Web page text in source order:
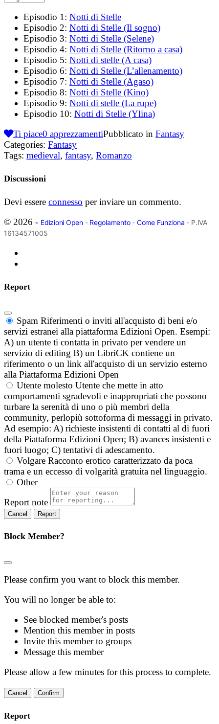
Episodio 1: Notti di Stelle
Episodio 2: Notti di Stelle (Il sogno)
Episodio 3: Notti di Stelle (Selene)
Episodio 4: Notti di Stelle (Ritorno a casa)
Episodio 5: Notti di stelle (A casa)
Episodio 6: Notti di Stelle (L’allenamento)
Episodio 7: Notti di Stelle (Agaso)
Episodio 8: Notti di Stelle (Kino)
Episodio 9: Notti di stelle (La rupe)
Episodio 10: Notti di Stelle (Ylina)
Ti piace0 apprezzamentiPubblicato in Fantasy
Categories: Fantasy
Tags: medieval, fantasy, Romanzo
Discussioni
Devi essere connesso per inviare un commento.
© 2026 - Edizioni Open- Regolamento- Come Funziona - P.IVA
16134571005
Report
Spam Riferimenti o inviti all'acquisto di beni e/o
servizi estranei alla piattaforma Edizioni Open. Esempi:
A) un utente ti contatta in privato per vendere un
servizio di editing B) un LibriCK contiene un
riferimento o un link all'acquisto di un servizio esterno
alla Piattaforma Edizioni Open
Utente molesto Utente che mette in atto
comportamenti sgradevoli e inappropriati che possono
turbare la serenità di uno o più membri della
community, perlopiù sottoforma di messaggi in privato.
Ad esempio: A) richieste insistenti di contatti al di fuori
della Piattaforma Edizioni Open; B) avances insistenti e
fuori luogo; C) tentativi di adescamento.
Volgare Racconto erotico caratterizzato da poca
trama e un eccesso di volgarità gratuita nel linguaggio.
Other
Report note
Report
Block Member?
Please confirm you want to block this member.
You will no longer be able to:
See blocked member's posts
Mention this member in posts
Invite this member to groups
Message this member
Please allow a few minutes for this process to complete.
Confirm
Report